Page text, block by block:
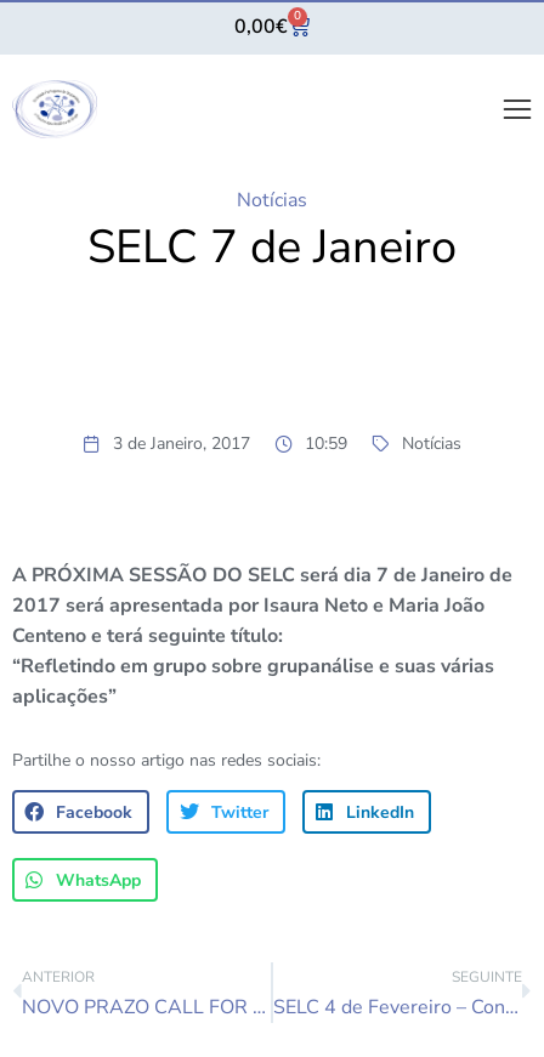
0,00€ 0
Notícias
SELC 7 de Janeiro
3 de Janeiro, 2017 10:59 Notícias
A PRÓXIMA SESSÃO DO SELC será dia 7 de Janeiro de
2017 será apresentada por Isaura Neto e Maria João
Centeno e terá seguinte título:
“Refletindo em grupo sobre grupanálise e suas várias
aplicações”
Partilhe o nosso artigo nas redes sociais:
Facebook Twitter LinkedIn
WhatsApp
ANTERIOR
NOVO PRAZO CALL FOR PAPERS 15 DE JANEIRO SYMPOSIUM 2017
SEGUINTE
SELC 4 de Fevereiro – Continuação do debate sobre as várias aplicações da Grupanálise